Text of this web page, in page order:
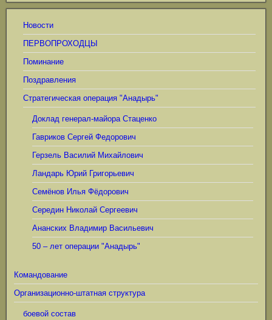
Новости
ПЕРВОПРОХОДЦЫ
Поминание
Поздравления
Стратегическая операция "Анадырь"
Доклад генерал-майора Стаценко
Гавриков Сергей Федорович
Герзель Василий Михайлович
Ландарь Юрий Григорьевич
Семёнов Илья Фёдорович
Середин Николай Сергеевич
Ананских Владимир Васильевич
50 – лет операции "Анадырь"
Командование
Организационно-штатная структура
боевой состав